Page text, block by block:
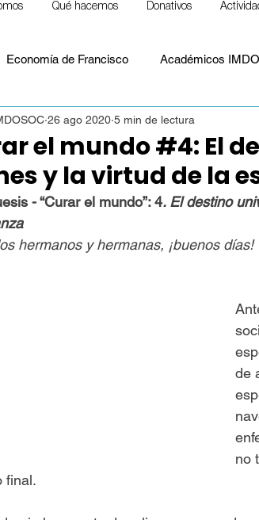
Qué hacemos Donativos
Economía de Francisco Académicos
a la pobreza Material formativo
Cristiano S. Paulo Freire
Educación Político Paz
el mundo #4: El
y la virtud de la
26 ago 2020 5 min de lectura
- “Curar el mundo”: 4. El destino
hermanos y hermanas, ¡buenos días!
de
no
final.